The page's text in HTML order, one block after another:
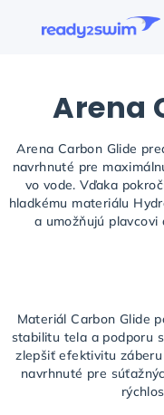
Arena
Arena Carbon Glide
navrhnuté pre
vo vode. Vďaka
hladkému materiálu
a umožňujú
Materiál Carbon Glide
stabilitu tela a podporu
zlepšiť efektivitu
navrhnuté pre